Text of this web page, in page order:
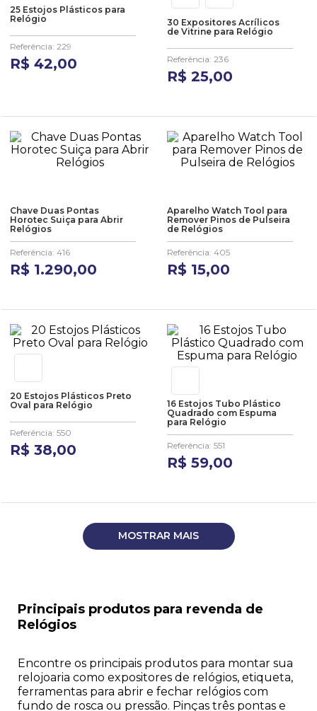
25 Estojos Plásticos para
Relógio
Referência: 229
R$ 42,00
30 Expositores Acrílicos
de Vitrine para Relógio
Referência: 236
R$ 25,00
Chave Duas Pontas
Horotec Suiça para Abrir
Relógios
Referência: 416
R$ 1.290,00
Aparelho Watch Tool para
Remover Pinos de Pulseira
de Relógios
Referência: 405
R$ 15,00
20 Estojos Plásticos Preto
Oval para Relógio
Referência: 550
R$ 38,00
16 Estojos Tubo Plástico
Quadrado com Espuma
para Relógio
Referência: 551
R$ 59,00
MOSTRAR MAIS
Principais produtos para revenda de
Relógios
Encontre os principais produtos para montar sua
relojoaria como expositores de relógios, etiqueta,
ferramentas para abrir e fechar relógios com
fundo de rosca ou pressão. Pinças três pontas e